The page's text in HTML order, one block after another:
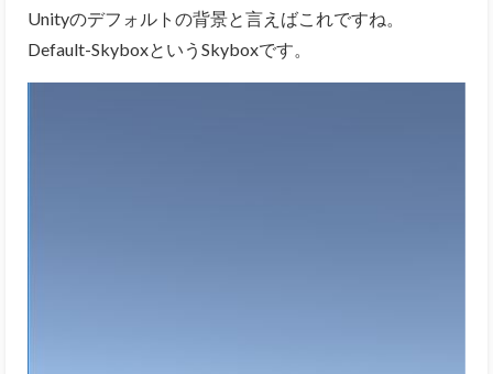
Unityのデフォルトの背景と言えばこれですね。
Default-SkyboxというSkyboxです。